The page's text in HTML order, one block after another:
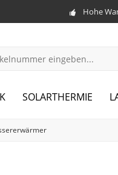
Hohe
SOLARTHERMIE